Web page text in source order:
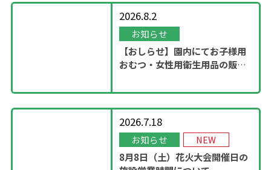
2026.8.2
お知らせ
【おしらせ】園内にてお子様用
おむつ・女性用衛生用品の販売
2026.7.18
お知らせ NEW
8月8日（土）花火大会開催日の